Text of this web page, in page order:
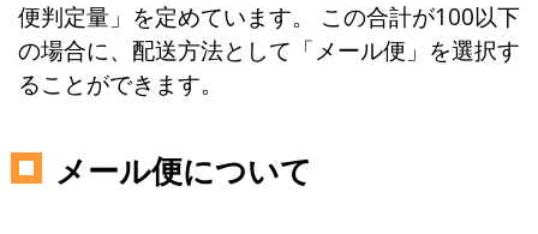
便判定量」を定めています。 この合計が100以下
の場合に、配送方法として「メール便」を選択す
ることができます。
メール便について